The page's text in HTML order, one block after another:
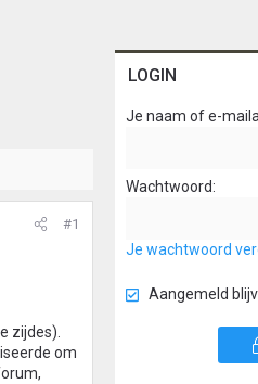
#1
zijdes).
om
LOGIN
Je naam of e-
Wachtwoord
Je wachtwoord
Aangemeld